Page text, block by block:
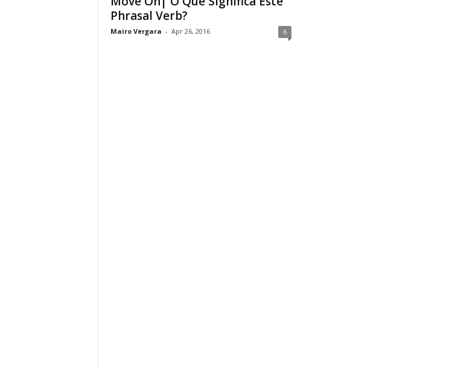
Phrasal Verb?
Mairo Vergara - Apr 26, 2016 6